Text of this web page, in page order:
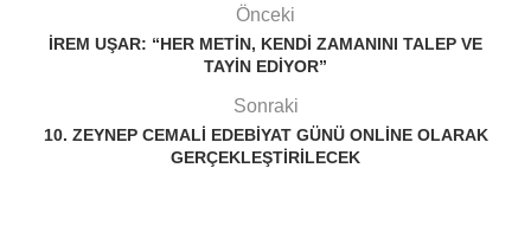
Önceki
İREM UŞAR: “HER METIN, KENDI ZAMANINI TALEP VE
TAYIN EDIYOR”
Sonraki
10. ZEYNEP CEMALI EDEBIYAT GÜNÜ ONLINE OLARAK
GERÇEKLEŞTIRILECEK